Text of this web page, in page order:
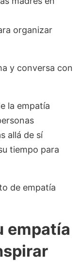
organizar
y conversa con
la empatía
allá de sí
tiempo para
de empatía
empatía